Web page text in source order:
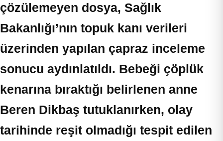
çözülemeyen dosya, Sağlık
Bakanlığı’nın topuk kanı verileri
üzerinden yapılan çapraz inceleme
sonucu aydınlatıldı. Bebeği çöplük
kenarına bıraktığı belirlenen anne
Beren Dikbaş tutuklanırken, olay
tarihinde reşit olmadığı tespit edilen